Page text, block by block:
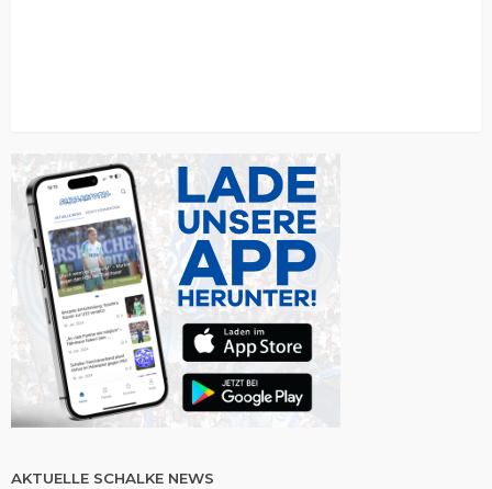
AKTUELLE SCHALKE NEWS